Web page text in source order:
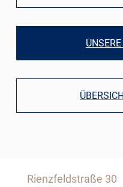
Rienzfeldstraße 30